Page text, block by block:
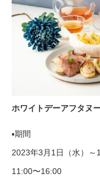
ホワイトデーアフタヌ
▪期間
2023年3月1日（水）～
11:00〜16:00